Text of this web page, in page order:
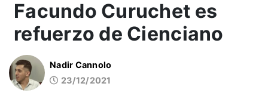
Facundo Curuchet es
refuerzo de Cienciano
Nadir Cannolo
23/12/2021